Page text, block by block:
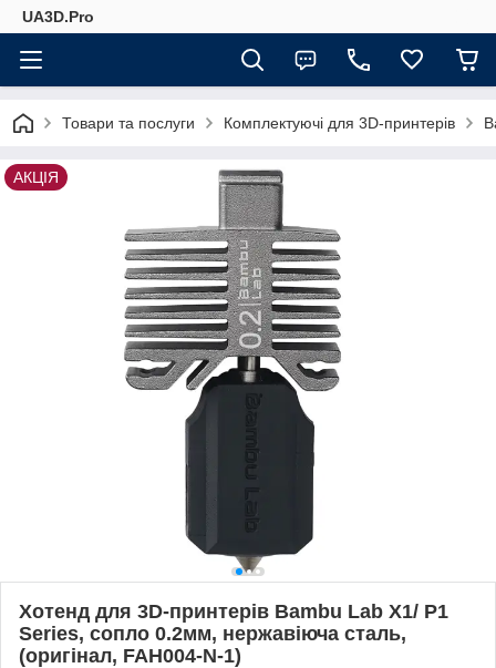
UA3D.Pro
Товари та послуги Комплектуючі для 3D-принтерів
АКЦІЯ
Хотенд для 3D-принтерів Bambu Lab X1/ P1
Series, сопло 0.2мм, нержавіюча сталь,
(оригінал, FAH004-N-1)